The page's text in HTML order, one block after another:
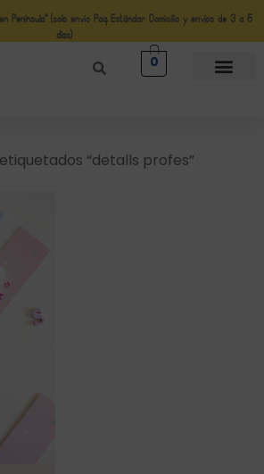
Península* (solo envio Paq Estándar Domicilio y envíos de 3 a 5
días)
0
“detalls profes”